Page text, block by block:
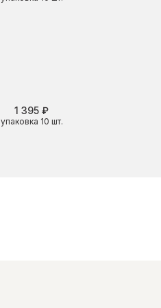
упаковка 10 шт.
1 395 ₽